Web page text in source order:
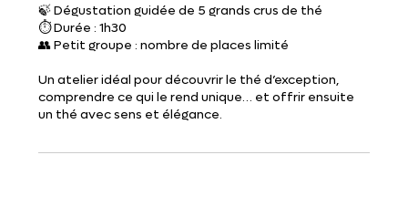
🍃 Dégustation guidée de 5 grands crus de thé
⏱ Durée : 1h30
👥 Petit groupe : nombre de places limité
Un atelier idéal pour découvrir le thé d’exception,
comprendre ce qui le rend unique… et offrir ensuite
un thé avec sens et élégance.